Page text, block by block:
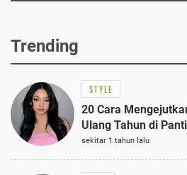
Trending
STYLE
20 Cara
Ulang Tahun di
Anggun dengan
sekitar 1 tahun lalu